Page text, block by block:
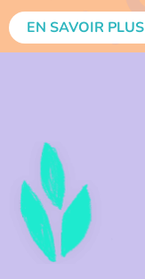
EN SAVOIR PLUS